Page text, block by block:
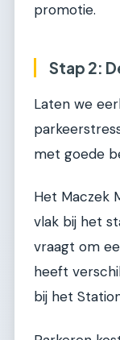
promotie.
Stap 2:
Laten we
met goede
Het Maczek
vlak bij het
vraagt om
heeft
bij het